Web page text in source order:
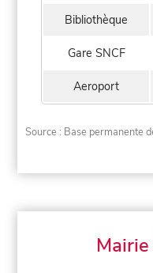
Bibliothèque
Gare SNCF
Aeroport
Source : Base permanente